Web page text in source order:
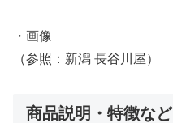
・画像
（参照：新潟 長谷川屋）
商品説明・特徴など